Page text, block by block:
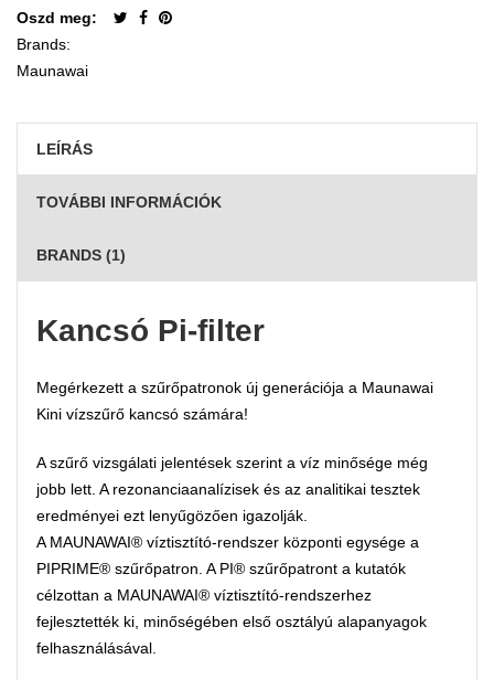
Oszd meg:
Brands:
Maunawai
LEÍRÁS
TOVÁBBI INFORMÁCIÓK
BRANDS (1)
Kancsó Pi-filter
Megérkezett a szűrőpatronok új generációja a Maunawai
Kini vízszűrő kancsó számára!
A szűrő vizsgálati jelentések szerint a víz minősége még
jobb lett. A rezonanciaanalízisek és az analitikai tesztek
eredményei ezt lenyűgözően igazolják.
A MAUNAWAI® víztisztító-rendszer központi egysége a
PIPRIME® szűrőpatron. A PI® szűrőpatront a kutatók
célzottan a MAUNAWAI® víztisztító-rendszerhez
fejlesztették ki, minőségében első osztályú alapanyagok
felhasználásával.